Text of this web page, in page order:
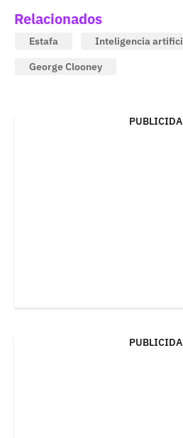
Relacionados
Estafa Inteligencia
George Clooney